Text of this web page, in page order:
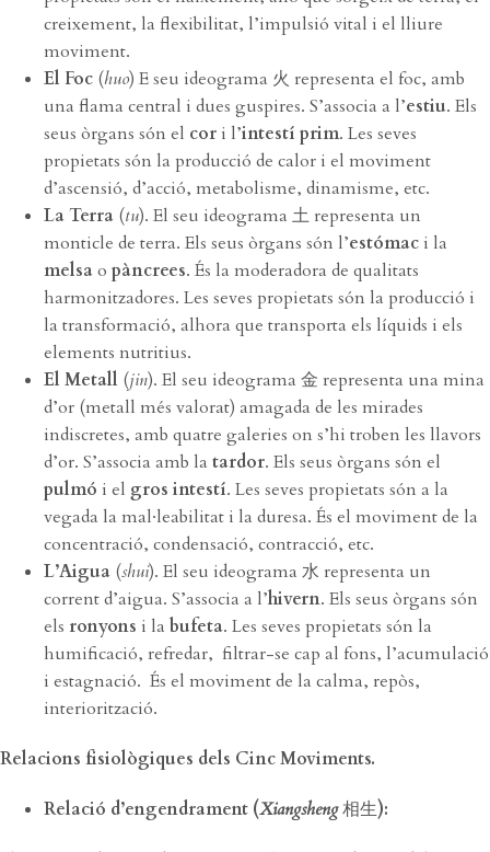
creixement, la flexibilitat, l’impulsió vital i el lliure
moviment.
El Foc (huo) E seu ideograma 火 representa el foc, amb
una flama central i dues guspires. S’associa a l’estiu. Els
seus òrgans són el cor i l’intestí prim. Les seves
propietats són la producció de calor i el moviment
d’ascensió, d’acció, metabolisme, dinamisme, etc.
La Terra (tu). El seu ideograma 土 representa un
monticle de terra. Els seus òrgans són l’estómac i la
melsao pàncrees. És la moderadora de qualitats
harmonitzadores. Les seves propietats són la producció i
la transformació, alhora que transporta els líquids i els
elements nutritius.
El Metall (jin). El seu ideograma 金 representa una mina
d’or (metall més valorat) amagada de les mirades
indiscretes, amb quatre galeries on s’hi troben les llavors
d’or. S’associa amb la tardor. Els seus òrgans són el
pulmó i el gros intestí. Les seves propietats són a la
vegada la mal·leabilitat i la duresa. És el moviment de la
concentració, condensació, contracció, etc.
L’Aigua (shui). El seu ideograma 水 representa un
corrent d’aigua. S’associa a l’hivern. Els seus òrgans són
els ronyons i la bufeta. Les seves propietats són la
humificació, refredar, filtrar-se cap al fons, l’acumulació
i estagnació. És el moviment de la calma, repòs,
interiorització.
Relacions fisiològiques dels Cinc Moviments.
Relació d’engendrament (Xiangsheng相生):